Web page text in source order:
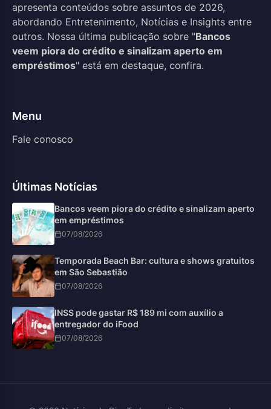
apresenta conteúdos sobre assuntos de 2026,
abordando Entretenimento, Notícias e Insights entre
outros. Nossa última publicação sobre "Bancos
veem piora do crédito e sinalizam aperto em
empréstimos" está em destaque, confira.
Menu
Fale conosco
Últimas Notícias
Bancos veem piora do crédito e sinalizam aperto
em empréstimos
07/08/2026
Temporada Beach Bar: cultura e shows gratuitos
em São Sebastião
07/08/2026
INSS pode gastar R$ 189 mi com auxílio a
entregador do iFood
07/08/2026